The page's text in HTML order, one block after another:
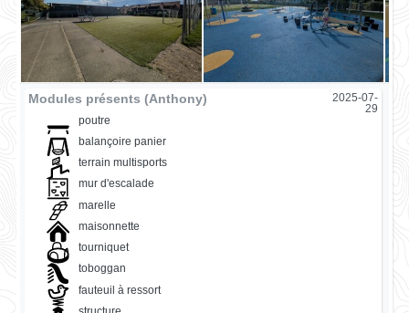
Modules présents (Anthony)
2025-07-
29
poutre
balançoire panier
terrain multisports
mur d'escalade
marelle
maisonnette
tourniquet
toboggan
fauteuil à ressort